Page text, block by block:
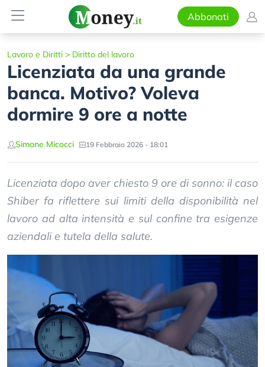
Abbonati
Lavoro e Diritti > Diritto del lavoro
Licenziata da una grande
banca. Motivo? Voleva
dormire 9 ore a notte
Simone Micocci 19 Febbraio 2026 - 18:01
Licenziata dopo aver chiesto 9 ore di sonno: il caso
Shiber fa riflettere sui limiti della disponibilità nel
lavoro ad alta intensità e sul confine tra esigenze
aziendali e tutela della salute.